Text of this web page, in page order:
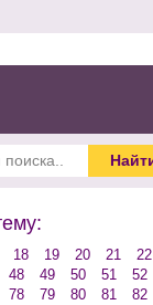
18 19 20 21 22
48 49 50 51 52
78 79 80 81 82